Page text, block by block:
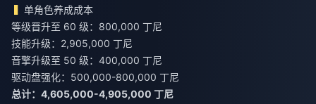
单角色养成成本
等级晋升至 60 级：800,000 丁尼
技能升级：2,905,000 丁尼
音擎升级至 50 级：400,000 丁尼
驱动盘强化：500,000-800,000 丁尼
总计：4,605,000-4,905,000 丁尼